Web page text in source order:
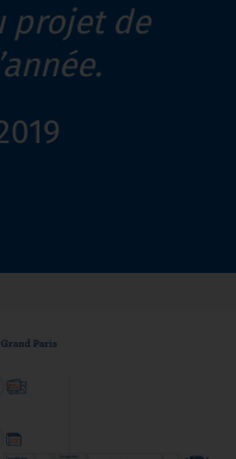
projet de